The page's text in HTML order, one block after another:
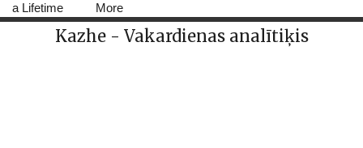
a Lifetime
More
Kazhe - Vakardienas analītiķis